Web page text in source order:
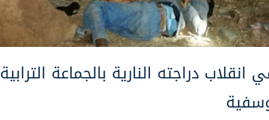
دراجته النارية بالجماعة الترابية